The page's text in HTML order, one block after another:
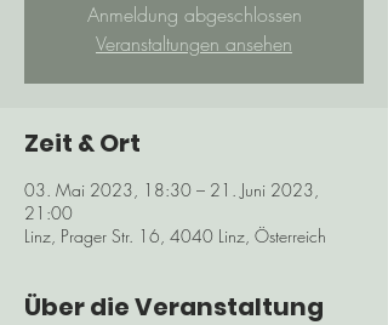
Anmeldung abgeschlossen
Veranstaltungen ansehen
Zeit & Ort
03. Mai 2023, 18:30 – 21. Juni 2023,
21:00
Linz, Prager Str. 16, 4040 Linz, Österreich
Über die Veranstaltung